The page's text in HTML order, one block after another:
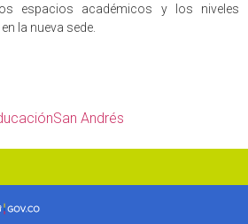
espacios académicos y los niveles
la nueva sede.
San Andrés